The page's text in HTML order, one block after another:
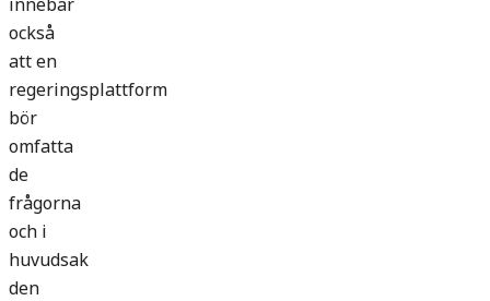
också
att en
regeringsplattform
bör
omfatta
de
frågorna
och i
huvudsak
den